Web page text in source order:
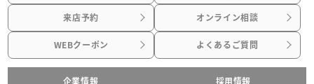
来店予約 オンライン相談
WEBクーポン よくあるご質問
企業情報 採用情報